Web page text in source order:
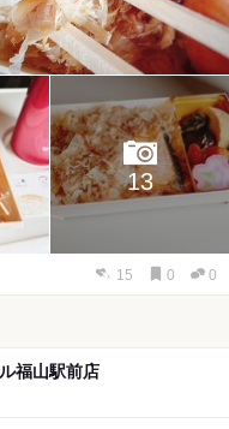
13
15 0 0
福山駅前店